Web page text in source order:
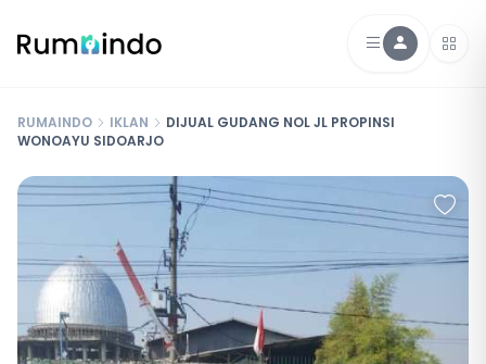
RUMAINDO IKLAN
DIJUAL GUDANG NOL JL PROPINSI
WONOAYU SIDOARJO